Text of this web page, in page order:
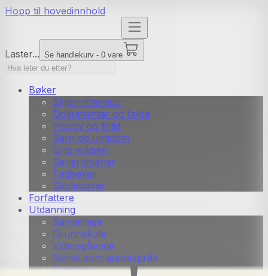
Hopp til hovedinnhold
Laster... Se handlekurv - 0 vare
Bøker
Skjønnlitteratur
Dokumentar og fakta
Hobby og fritid
Barn og ungdom
Ung voksen
Serieromaner
Fagbøker
Skolebøker
Forfattere
Utdanning
Barnehage
Grunnskole
Videregående
Norsk som andrespråk
Fagskole